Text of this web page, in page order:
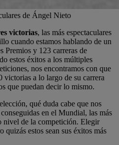
de Ángel Nieto
victorias, las más espectaculares
cuando estamos hablando de un
Premios y 123 carreras de
estos éxitos a los múltiples
nos encontramos con que
a lo largo de su carrera
que puedan decir lo mismo.
qué duda cabe que nos
en el Mundial, las más
nivel de la competición. Elegir
quizás estos sean sus éxitos más